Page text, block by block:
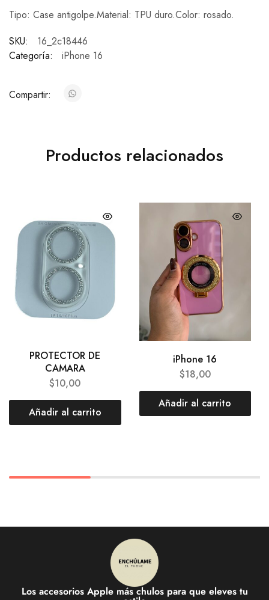
Tipo: Case antigolpe.Material: TPU duro.Color: rosado.
SKU:
16_2c18446
Categoría:
iPhone 16
Compartir:
Productos relacionados
PROTECTOR DE
CAMARA
$10,00
Añadir al carrito
iPhone 16
$18,00
Añadir al carrito
Los accesorios Apple más chulos para que eleves tu